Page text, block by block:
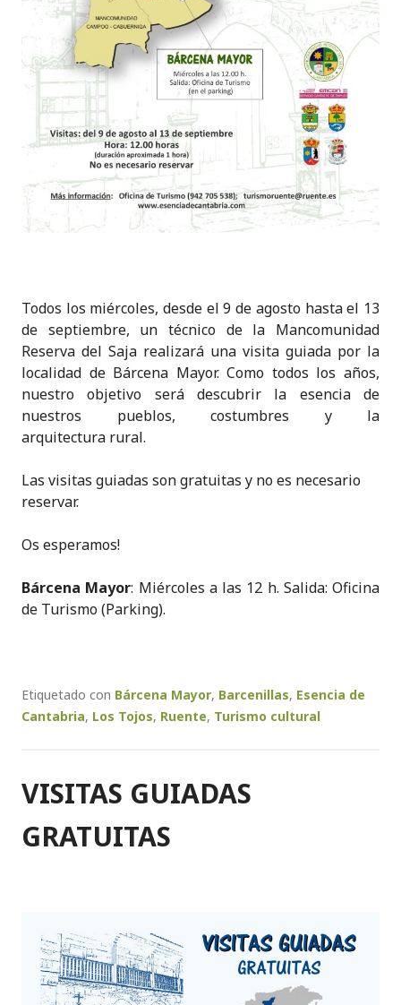
Todos los miércoles, desde el 9 de agosto hasta el 13
de septiembre, un técnico de la Mancomunidad
Reserva del Saja realizará una visita guiada por la
localidad de Bárcena Mayor. Como todos los años,
nuestro objetivo será descubrir la esencia de
nuestros pueblos, costumbres y la
arquitectura rural.
Las visitas guiadas son gratuitas y no es necesario
reservar.
Os esperamos!
Bárcena Mayor: Miércoles a las 12 h. Salida: Oficina
de Turismo (Parking).
Etiquetado con Bárcena Mayor, Barcenillas, Esencia de
Cantabria, Los Tojos, Ruente, Turismo cultural
VISITAS GUIADAS
GRATUITAS